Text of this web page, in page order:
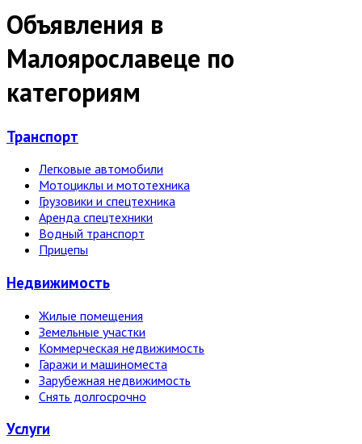
Объявления в
Малоярославеце по
категориям
Транспорт
Легковые автомобили
Мотоциклы и мототехника
Грузовики и спецтехника
Аренда спецтехники
Водный транспорт
Прицепы
Недвижи­мость
Жилые помещения
Земельные участки
Коммерческая недвижимость
Гаражи и машиноместа
Зарубежная недвижимость
Снять долгосрочно
Услуги